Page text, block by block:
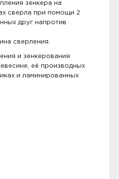
зенкера на
сверла при помощи 2
друг напротив
сверления.
и зенкерования
её производных
и ламинированных